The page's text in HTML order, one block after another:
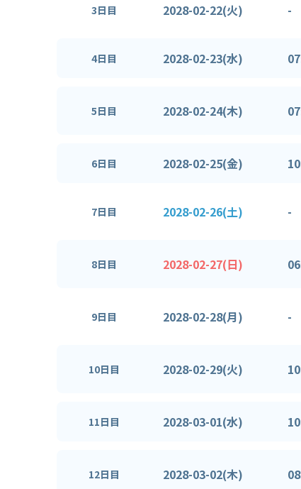
3日目 2028-02-22(火) -
4日目 2028-02-23(水)
5日目 2028-02-24(木)
6日目 2028-02-25(金)
7日目 2028-02-26(土) -
8日目 2028-02-27(日)
9日目 2028-02-28(月) -
10日目 2028-02-29(火)
11日目 2028-03-01(水)
12日目 2028-03-02(木)